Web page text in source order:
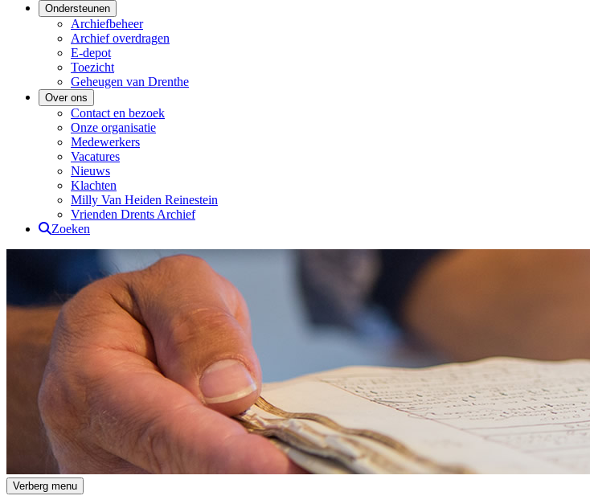
Ondersteunen
Archiefbeheer
Archief overdragen
E-depot
Toezicht
Geheugen van Drenthe
Over ons
Contact en bezoek
Onze organisatie
Medewerkers
Vacatures
Nieuws
Klachten
Milly Van Heiden Reinestein
Vrienden Drents Archief
Zoeken
Drents Archief
Verberg menu